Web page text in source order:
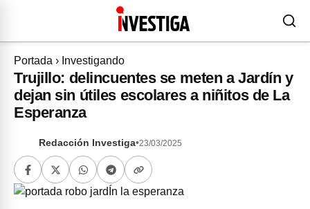
Portada › Investigando
Trujillo: delincuentes se meten a Jardín y
dejan sin útiles escolares a niñitos de La
Esperanza
Redacción Investiga•23/03/2025